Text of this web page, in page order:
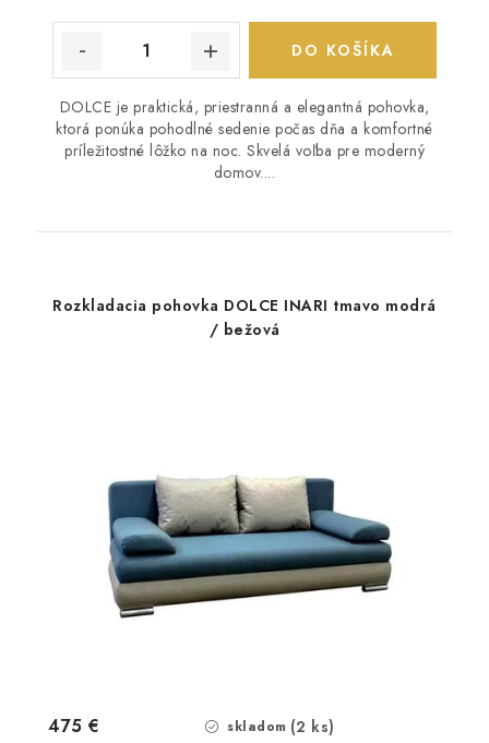
DO KOŠÍKA
DOLCE je praktická, priestranná a elegantná pohovka,
ktorá ponúka pohodlné sedenie počas dňa a komfortné
príležitostné lôžko na noc. Skvelá voľba pre moderný
domov....
Rozkladacia pohovka DOLCE INARI tmavo modrá
/ bežová
skladom (2 ks)
475 €